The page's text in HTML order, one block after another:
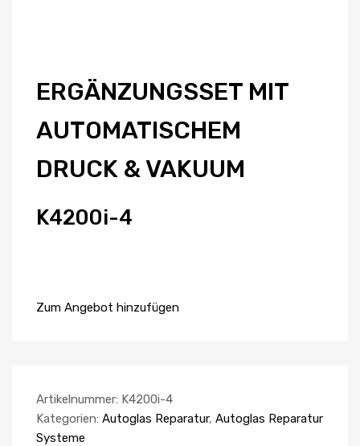
ERGÄNZUNGSSET MIT
AUTOMATISCHEM
DRUCK & VAKUUM
K4200i-4
Zum Angebot hinzufügen
Artikelnummer: K4200i-4
Kategorien: Autoglas Reparatur, Autoglas Reparatur
Systeme